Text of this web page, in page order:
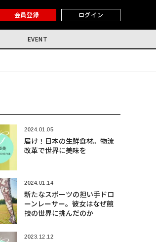
会員登録 ログイン
EVENT
2024.01.05
届け！日本の生鮮食材。物流
改革で世界に美味を
2024.01.14
新たなスポーツの担い手ドロ
ーンレーサー。彼女はなぜ競
技の世界に挑んだのか
2023.12.12